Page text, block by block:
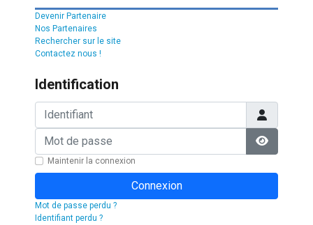
Devenir Partenaire
Nos Partenaires
Rechercher sur le site
Contactez nous !
Identification
Afficher
Maintenir la connexion
Connexion
Mot de passe perdu ?
Identifiant perdu ?